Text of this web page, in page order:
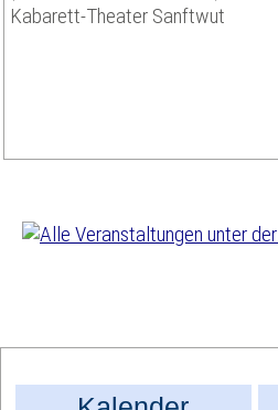
Kabarett-Theater Sanftwut